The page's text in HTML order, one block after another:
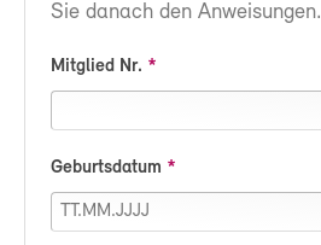
Sie danach den Anweisungen.
Mitglied Nr.
Geburtsdatum